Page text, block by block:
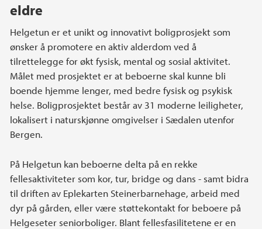
eldre
Helgetun er et unikt og innovativt boligprosjekt som
ønsker å promotere en aktiv alderdom ved å
tilrettelegge for økt fysisk, mental og sosial aktivitet.
Målet med prosjektet er at beboerne skal kunne bli
boende hjemme lenger, med bedre fysisk og psykisk
helse. Boligprosjektet består av 31 moderne leiligheter,
lokalisert i naturskjønne omgivelser i Sædalen utenfor
Bergen.
På Helgetun kan beboerne delta på en rekke
fellesaktiviteter som kor, tur, bridge og dans - samt bidra
til driften av Eplekarten Steinerbarnehage, arbeid med
dyr på gården, eller være støttekontakt for beboere på
Helgeseter seniorboliger. Blant fellesfasilitetene er en